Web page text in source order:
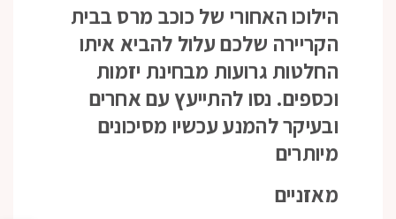
הילוכו האחורי של כוכב מרס בבית
הקריירה שלכם עלול להביא איתו
החלטות גרועות מבחינת יזמות
וכספים. נסו להתייעץ עם אחרים
ובעיקר להמנע עכשיו מסיכונים
מיותרים
מאזניים